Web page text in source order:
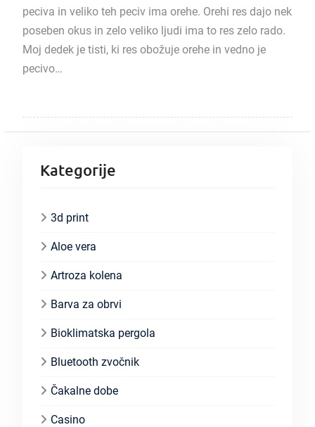
peciva in veliko teh peciv ima orehe. Orehi res dajo nek
poseben okus in zelo veliko ljudi ima to res zelo rado.
Moj dedek je tisti, ki res obožuje orehe in vedno je
pecivo…
Kategorije
3d print
Aloe vera
Artroza kolena
Barva za obrvi
Bioklimatska pergola
Bluetooth zvočnik
Čakalne dobe
Casino